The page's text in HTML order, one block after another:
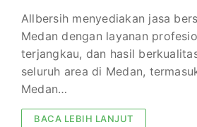
Allbersih menyediakan jasa
Medan dengan layanan
terjangkau, dan hasil
seluruh area di Medan,
Medan…
BACA LEBIH LANJUT